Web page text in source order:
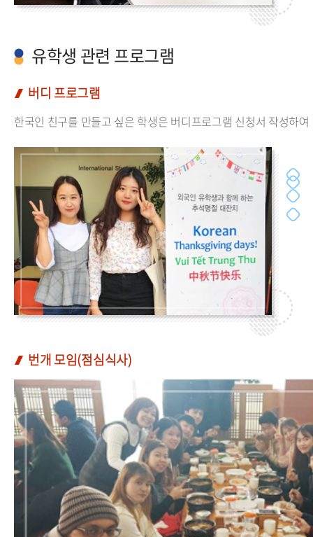
유학생 관련 프로그램
버디 프로그램
한국인 친구를 만들고 싶은 학생은 버디프로그램 신청서 작성하
번개 모임(점심식사)